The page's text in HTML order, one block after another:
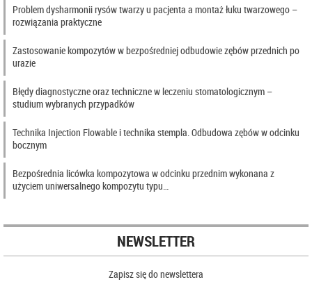
Problem dysharmonii rysów twarzy u pacjenta a montaż łuku twarzowego –
rozwiązania praktyczne
Zastosowanie kompozytów w bezpośredniej odbudowie zębów przednich po
urazie
Błędy diagnostyczne oraz techniczne w leczeniu stomatologicznym –
studium wybranych przypadków
Technika Injection Flowable i technika stempla. Odbudowa zębów w odcinku
bocznym
Bezpośrednia licówka kompozytowa w odcinku przednim wykonana z
użyciem uniwersalnego kompozytu typu…
NEWSLETTER
Zapisz się do newslettera